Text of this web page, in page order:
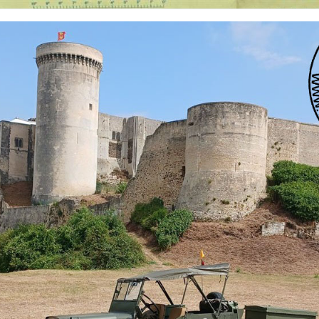
et de toutes époques. De nombreuses rubriques sont à votre disposition